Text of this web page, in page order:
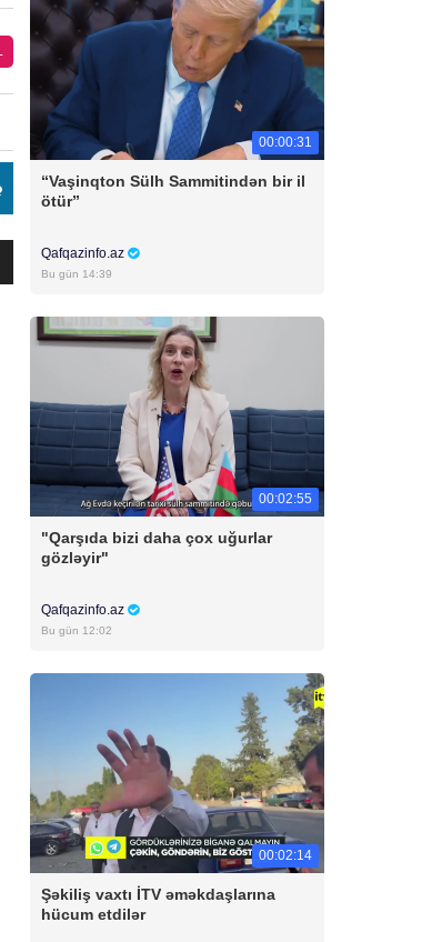
00:00:31
“Vaşinqton Sülh Sammitindən bir il
ötür”
Qafqazinfo.az
Bu gün 14:39
00:02:55
"Qarşıda bizi daha çox uğurlar
gözləyir"
Qafqazinfo.az
Bu gün 12:02
00:02:14
Şəkiliş vaxtı İTV əməkdaşlarına
hücum etdilər